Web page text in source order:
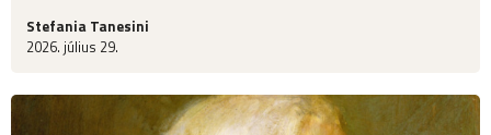
Stefania Tanesini
2026. július 29.